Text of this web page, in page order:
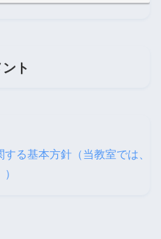
ト
る基本方針（当教室では、